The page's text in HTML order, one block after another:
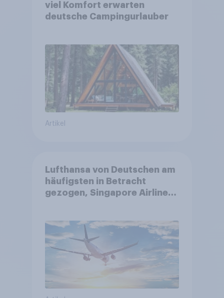
viel Komfort erwarten
deutsche Campingurlauber
Artikel
Lufthansa von Deutschen am
häufigsten in Betracht
gezogen, Singapore Airlines